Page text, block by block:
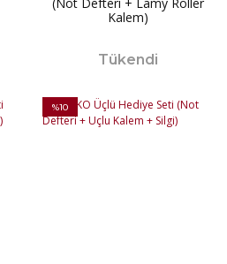
Kalem)
Tükendi
%10